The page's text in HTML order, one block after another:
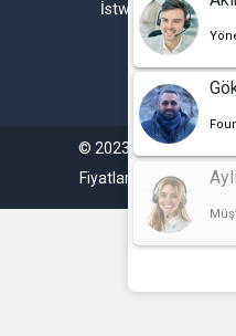
İstwest Rezidans
© 2023. Tüm hakları
Fiyatlarımıza %20 KDV